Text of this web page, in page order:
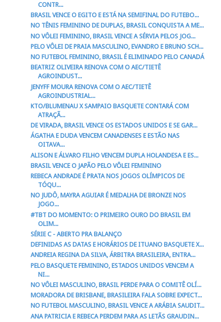
CONTR...
BRASIL VENCE O EGITO E ESTÁ NA SEMIFINAL DO FUTEBO...
NO TÊNIS FEMININO DE DUPLAS, BRASIL CONQUISTA A ME...
NO VÔLEI FEMININO, BRASIL VENCE A SÉRVIA PELOS JOG...
PELO VÔLEI DE PRAIA MASCULINO, EVANDRO E BRUNO SCH...
NO FUTEBOL FEMININO, BRASIL É ELIMINADO PELO CANADÁ
BEATRIZ OLIVEIRA RENOVA COM O AEC/TIETÊ
AGROINDUST...
JENYFF MOURA RENOVA COM O AEC/TIETÊ
AGROINDUSTRIAL...
KTO/BLUMENAU X SAMPAIO BASQUETE CONTARÁ COM
ATRAÇÃ...
DE VIRADA, BRASIL VENCE OS ESTADOS UNIDOS E SE GAR...
ÁGATHA E DUDA VENCEM CANADENSES E ESTÃO NAS
OITAVA...
ALISON E ÁLVARO FILHO VENCEM DUPLA HOLANDESA E ES...
BRASIL VENCE O JAPÃO PELO VÔLEI FEMININO
REBECA ANDRADE É PRATA NOS JOGOS OLÍMPICOS DE
TÓQU...
NO JUDÔ, MAYRA AGUIAR É MEDALHA DE BRONZE NOS
JOGO...
#TBT DO MOMENTO: O PRIMEIRO OURO DO BRASIL EM
OLIM...
SÉRIE C - ABERTO PRA BALANÇO
DEFINIDAS AS DATAS E HORÁRIOS DE ITUANO BASQUETE X...
ANDREIA REGINA DA SILVA, ÁRBITRA BRASILEIRA, ENTRA...
PELO BASQUETE FEMININO, ESTADOS UNIDOS VENCEM A
NI...
NO VÔLEI MASCULINO, BRASIL PERDE PARA O COMITÊ OLÍ...
MORADORA DE BRISBANE, BRASILEIRA FALA SOBRE EXPECT...
NO FUTEBOL MASCULINO, BRASIL VENCE A ARÁBIA SAUDIT...
ANA PATRICIA E REBECA PERDEM PARA AS LETÃS GRAUDIN...